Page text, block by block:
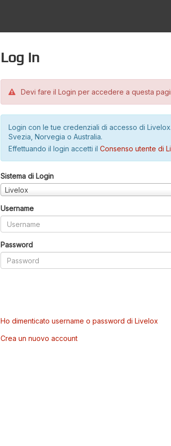
Log in
Devi fare il Login per accedere a questa
Login con le tue credenziali di accesso di
Svezia, Norvegia o Australia.
Effettuando il login accetti il Consenso utente di
Sistema di Login
Livelox
Username
Password
Ho dimenticato username o password di Livelox
Crea un nuovo account